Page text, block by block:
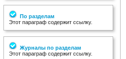
По разделам
Этот параграф содержит ссылку.
Журналы по разделам
Этот параграф содержит ссылку.